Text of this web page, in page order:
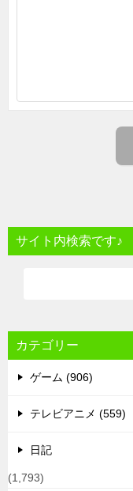
サイト内検索です♪
カテゴリー
ゲーム (906)
テレビアニメ (559)
日記
(1,793)